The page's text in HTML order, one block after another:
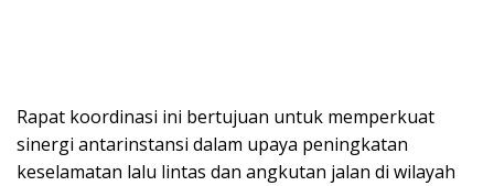
Rapat koordinasi ini bertujuan untuk memperkuat
sinergi antarinstansi dalam upaya peningkatan
keselamatan lalu lintas dan angkutan jalan di wilayah